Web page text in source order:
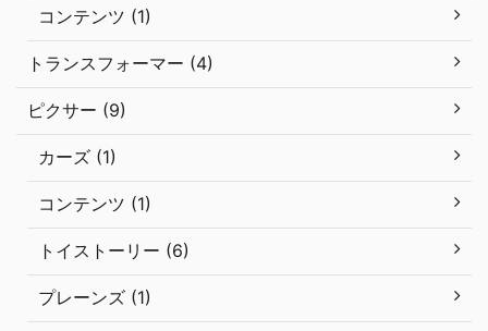
コンテンツ (1)
トランスフォーマー (4)
ピクサー (9)
カーズ (1)
コンテンツ (1)
トイストーリー (6)
プレーンズ (1)